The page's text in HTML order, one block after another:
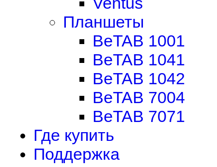
Планшеты
BeTAB 1001
BeTAB 1041
BeTAB 1042
BeTAB 7004
BeTAB 7071
Где купить
Поддержка